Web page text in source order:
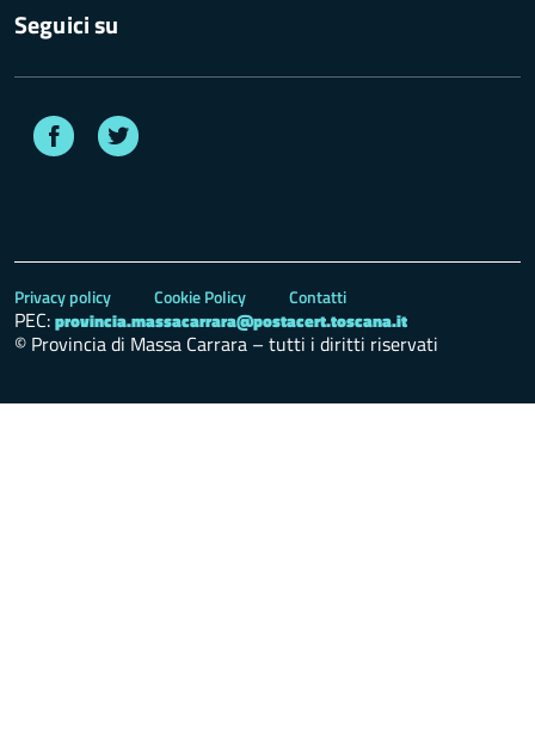
Seguici su
Facebook
Privacy policy Cookie Policy Contatti
PEC:provincia.massacarrara@postacert.toscana.it
© Provincia di Massa Carrara – tutti i diritti riservati